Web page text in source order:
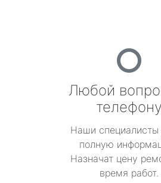
Любой
телефону
Наши специалисты
полную
Назначат цену
время работ.